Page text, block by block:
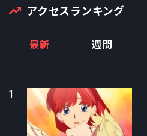
アクセスランキング
最新 週間
1